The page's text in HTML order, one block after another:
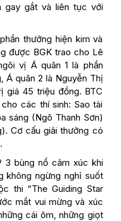
gay gắt và liên tục với
thưởng hiện kim và
được BGK trao cho Lê
vị Á quân 1 là phần
Á quân 2 là Nguyễn Thị
giá 45 triệu đồng. BTC
các thí sinh: Sao tài
sáng (Ngô Thanh Sơn)
Cơ cấu giải thưởng có
3 bùng nổ cảm xúc khi
không ngừng nghỉ suốt
thi “The Guiding Star
mắt vui mừng và xúc
cái ôm, những giọt